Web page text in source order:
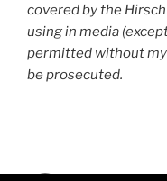
covered by the
using in media
permitted without
be prosecuted.